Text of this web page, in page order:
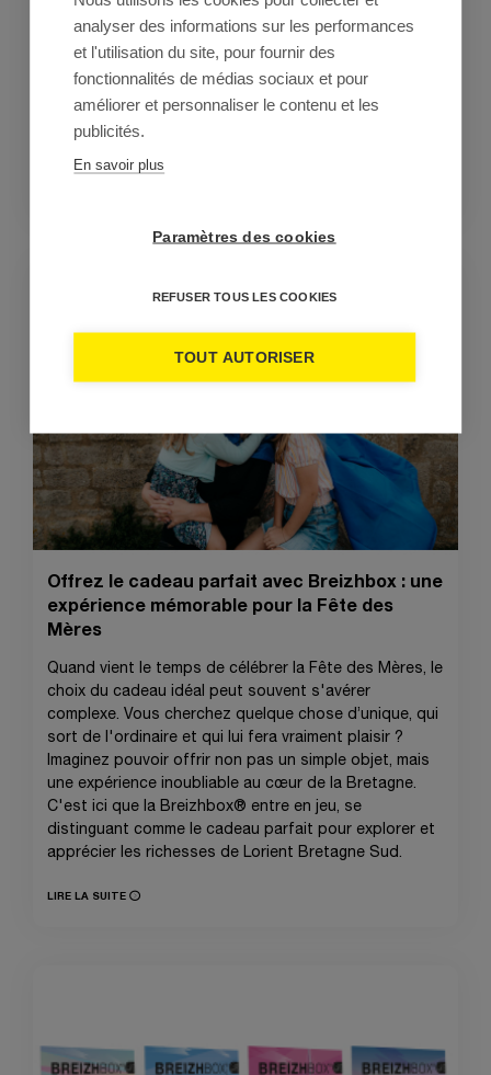
analyser des informations sur les performances
et l'utilisation du site, pour fournir des
fonctionnalités de médias sociaux et pour
améliorer et personnaliser le contenu et les
publicités.
En savoir plus
Paramètres des cookies
REFUSER TOUS LES COOKIES
TOUT AUTORISER
Breizhbox®, on oublie les objets qui prennent la
poussière et on mise sur des souvenirs et des
expériences inoubliables ! Profitez de réductions
jusqu'à 29 € pour partir en week-end en Bretagne
Sud, sans stress et sans casser votre budget.
Détente, îles bretonnes, gastronomie, sport, nature…
cet été, laissez-vous tenter par l’un de nos séjours...
Offrez le cadeau parfait avec Breizhbox : une
expérience mémorable pour la Fête des
Mères
Quand vient le temps de célébrer la Fête des Mères, le
choix du cadeau idéal peut souvent s'avérer
complexe. Vous cherchez quelque chose d’unique, qui
sort de l'ordinaire et qui lui fera vraiment plaisir ?
Imaginez pouvoir offrir non pas un simple objet, mais
une expérience inoubliable au cœur de la Bretagne.
C'est ici que la Breizhbox® entre en jeu, se
distinguant comme le cadeau parfait pour explorer et
apprécier les richesses de Lorient Bretagne Sud.
LIRE LA SUITE